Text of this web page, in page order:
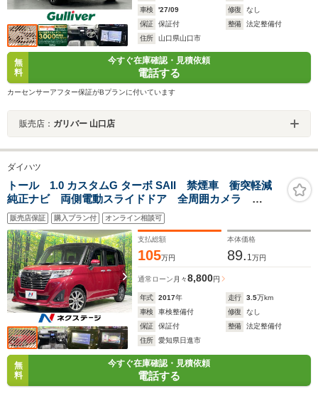
車検
'27/09 修復
なし
保証
保証付 整備
法定整備付
住所
山口県山口市
無
料
今すぐ在庫確認・見積依頼
電話する
カーセンサーアフター保証がBプランに付いています
販売店： ガリバー 山口店
ダイハツ
トール 1.0 カスタムG ターボ SAII 禁煙車 衝突軽減
純正ナビ 両側電動スライドドア 全周囲カメラ
Bluetooth ETC レーダークルーズコントロール LED
ヘッド LEDフォグ スマートキー 電動格納ミラー
ドアバイザー
販売店保証 購入プラン付 オンライン相談可
支払総額
105万円
本体価格
89. 1万円
通常ローン 月々8,800円
年式 2017年 走行 3.5万km
車検
車検整備付 修復
なし
保証
保証付 整備
法定整備付
住所
愛知県日進市
無
料
今すぐ在庫確認・見積依頼
電話する